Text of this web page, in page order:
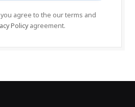
agree to the our terms and
Policyagreement.